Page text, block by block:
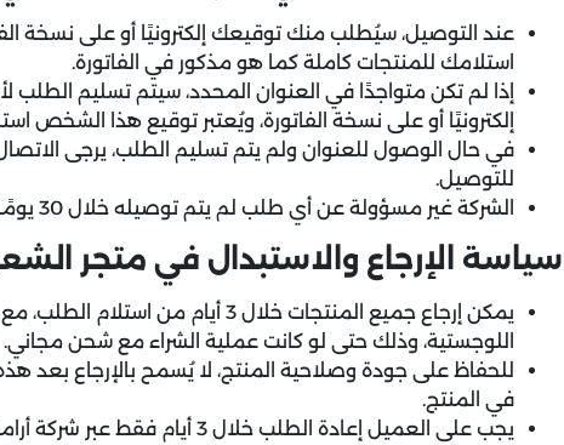
عند التوصيل، سيُطلب منك توقيعك إلكترونيًا أو على نسخة
استلامك للمنتجات كاملة كما هو مذكور في الفاتورة.
إذا لم تكن متواجدًا في العنوان المحدد، سيتم تسليم
إلكترونيًا أو على نسخة الفاتورة، ويُعتبر توقيع هذا الشخص
في حال الوصول للعنوان ولم يتم تسليم الطلب، يرجى
للتوصيل.
الشركة غير مسؤولة عن أي طلب لم يتم توصيله خلال 30 يومًا من تاريخ الطلب.
سياسة الإرجاع والاستبدال في متجر
اللوجستية، وذلك حتى لو كانت عملية الشراء مع شحن مجاني.
للحفاظ على جودة وصلاحية المنتج، لا يُسمح بالإرجاع بعد
في المنتج.
يجب على العميل إعادة الطلب خلال